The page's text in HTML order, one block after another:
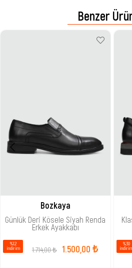
Benzer
Bozkaya
Günlük Deri Kösele Siyah Renda
Erkek Ayakkabı
1.500,00 ₺
1.714,00 ₺
%12
i̇ndirim
%30